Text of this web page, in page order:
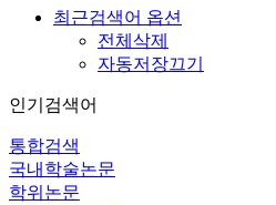
최근검색어 옵션
전체삭제
자동저장끄기
인기검색어
통합검색
국내학술논문
학위논문